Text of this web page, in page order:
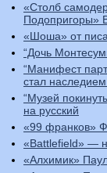
«Столб
Подопригоры»
«Шоша» от
“Дочь
“Манифест
стал
“Музей
на русский
«99 франков»
«Battlefield» —
«Алхимик»